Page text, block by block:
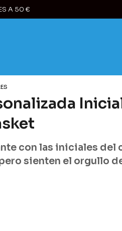
A 50 €
con las iniciales del
sienten el orgullo